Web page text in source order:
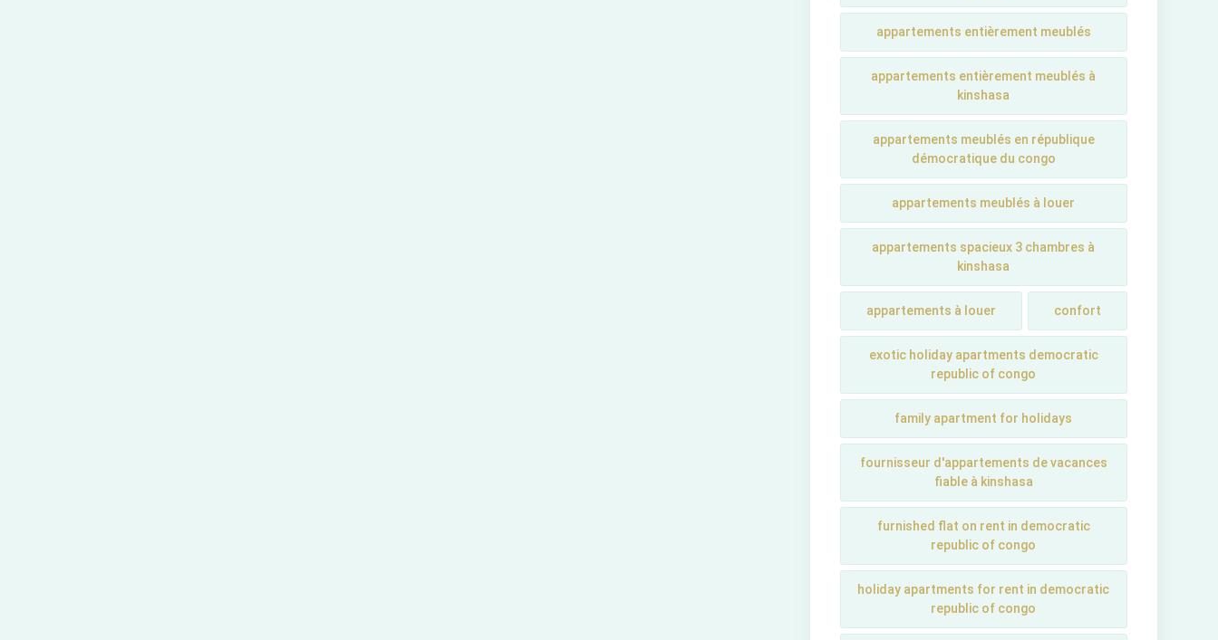
appartements entièrement meublés
appartements entièrement meublés à
kinshasa
appartements meublés en république
démocratique du congo
appartements meublés à louer
appartements spacieux 3 chambres à
kinshasa
appartements à louer confort
exotic holiday apartments democratic
republic of congo
family apartment for holidays
fournisseur d'appartements de vacances
fiable à kinshasa
furnished flat on rent in democratic
republic of congo
holiday apartments for rent in democratic
republic of congo